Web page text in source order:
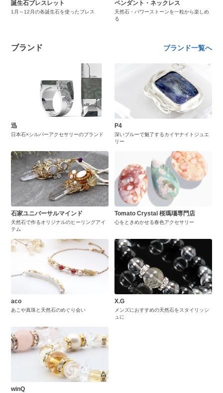
誕生石ブレスレット
1月～12月の各誕生石を使ったブレス
ペンダント・ネックレス
天然石・パワーストーンを一粒から楽しめ
る
ブランド ブランド一覧へ
迅
日本石×シルバーアクセサリーのブランド
P4
深いブルーで魅了するカイヤナイトジュエ
リー
石家ユニバーサルマインド
天然石で作るオリジナルのヒーリングアイ
テム
Tomato Crystal 桜瑪瑙専門店
心をときめかせる春色アクセサリー
aco
あこや真珠と天然石のめぐり会い
X.G
メンズにおすすめの天然石をスタイリッシ
ュに
winQ